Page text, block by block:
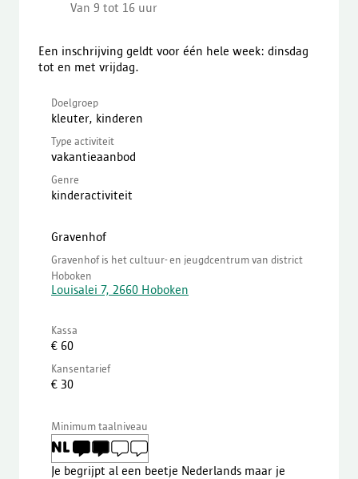
Van 9 tot 16 uur
Een inschrijving geldt voor één hele week: dinsdag
tot en met vrijdag.
Doelgroep
kleuter, kinderen
Type activiteit
vakantieaanbod
Genre
kinderactiviteit
Gravenhof
Gravenhof is het cultuur- en jeugdcentrum van district
Hoboken
Louisalei 7, 2660 Hoboken
Kassa
€ 60
Kansentarief
€ 30
Minimum taalniveau
Je begrijpt al een beetje Nederlands maar je